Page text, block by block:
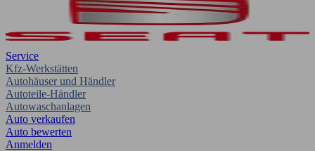
Service
Kfz-Werkstätten
Autohäuser und Händler
Autoteile-Händler
Autowaschanlagen
Auto verkaufen
Auto bewerten
Anmelden